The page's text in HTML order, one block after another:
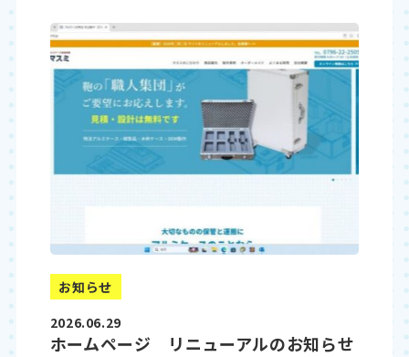
お知らせ
2026.06.29
ホームページ リニューアルのお知らせ